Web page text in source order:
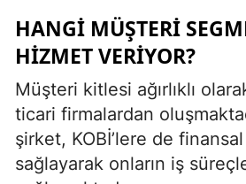
HANGI MÜŞTERI
HIZMET VERIYOR?
Müşteri kitlesi ağırlıklı
ticari firmalardan
şirket, KOBİ’lere de
sağlayarak onların iş